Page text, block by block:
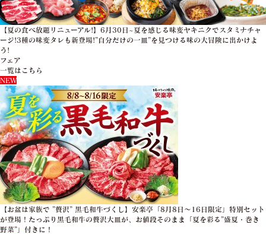
【夏の食べ放題リニューアル!】6月30日~夏を感じる味変ヤキニクでスタミナチャ
ージ!3種の味変タレも新登場!”自分だけの一皿”を見つける味の大冒険に出かけよ
う!
フェア
一覧はこちら
NEW
【お盆は家族で ”贅沢” 黒毛和牛づくし】安楽亭「8月8日～16日限定」特別セット
が登場！たっぷり黒毛和牛の贅沢大皿が、お値段そのまま「夏を彩る”盛夏・巻き
野菜”」付きに！